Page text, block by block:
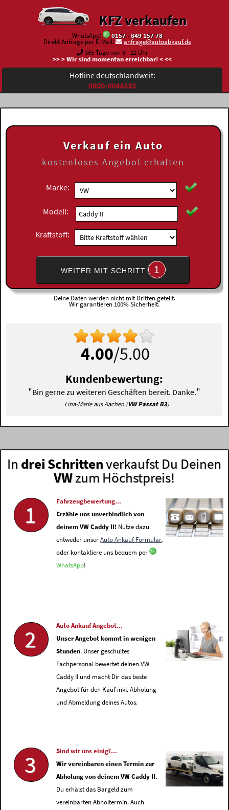
KFZ verkaufen
WhatsApp:
0157 - 849 157 78
Direkt Anfrage per E-Mail:
anfrage@autoabkauf.de
365 Tage von 8 - 22 Uhr
>> > Wir sind momentan erreichbar! < <<
Hotline deutschlandweit:
0800-0044333
Verkauf ein Auto
kostenloses Angebot erhalten
Marke:
Modell:
Kraftstoff:
WEITER MIT SCHRITT 1
Deine Daten werden nicht mit Dritten geteilt.
Wir garantieren 100% Sicherheit.
4.00/5.00
Kundenbewertung:
"Bin gerne zu weiteren Geschäften bereit. Danke."
Lina-Marie aus Aachen (VW Passat B3)
In drei Schrittenverkaufst Du Deinen
VWzum Höchstpreis!
1
Fahrzeugbewertung...
Erzähle uns unverbindlich von
deinem VW Caddy II! Nutze dazu
entweder unserAuto Ankauf Formular,
oder kontaktiere uns bequem per
WhatsApp!
2
Auto Ankauf Angebot...
Unser Angebot kommt in wenigen
Stunden. Unser geschultes
Fachpersonal bewertet deinen VW
Caddy II und macht Dir das beste
Angebot für den Kauf inkl. Abholung
und Abmeldung deines Autos.
3
Sind wir uns einig?...
Wir vereinbaren einen Termin zur
Abholung von deinem VW Caddy II.
Du erhälst das Bargeld zum
vereinbarten Abholtermin. Auch